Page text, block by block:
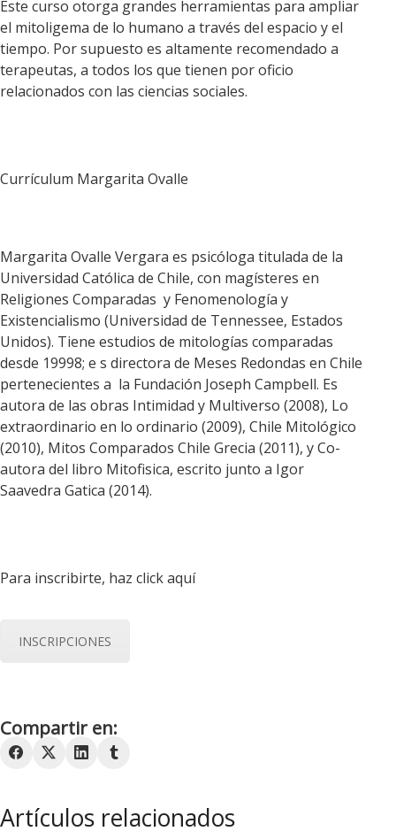
Este curso otorga grandes herramientas para ampliar
el mitoligema de lo humano a través del espacio y el
tiempo. Por supuesto es altamente recomendado a
terapeutas, a todos los que tienen por oficio
relacionados con las ciencias sociales.
Currículum Margarita Ovalle
Margarita Ovalle Vergara es psicóloga titulada de la
Universidad Católica de Chile, con magísteres en
Religiones Comparadas y Fenomenología y
Existencialismo (Universidad de Tennessee, Estados
Unidos). Tiene estudios de mitologías comparadas
desde 19998; e s directora de Meses Redondas en Chile
pertenecientes a la Fundación Joseph Campbell. Es
autora de las obras Intimidad y Multiverso (2008), Lo
extraordinario en lo ordinario (2009), Chile Mitológico
(2010), Mitos Comparados Chile Grecia (2011), y Co-
autora del libro Mitofisica, escrito junto a Igor
Saavedra Gatica (2014).
Para inscribirte, haz click aquí
INSCRIPCIONES
Compartir en:
Artículos relacionados